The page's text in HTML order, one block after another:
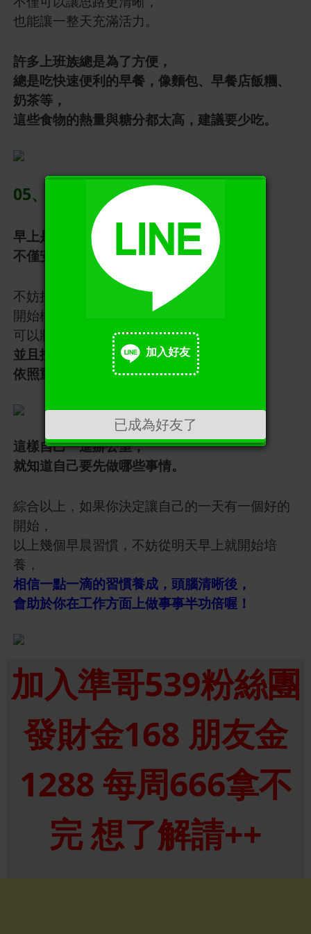
加入好友
已成為好友了
也能讓一整天充滿活力。
許多上班族總是為了方便，
總是吃快速便利的早餐，像麵包、早餐店飯糰、
奶茶等，
這些食物的熱量與糖分都太高，建議要少吃。
05、安排今天的工作任務清單
早上是思緒最清晰的時間，
不僅安靜，自己也經過足夠的休息。
不妨把自己目前在進行的任務或專案打開，
開始構思自己一整天的工作任務清單，
可以將它們寫下來，
並且按照重要順序排列，
依照重要性與難度排列。
這樣自己一進辦公室，
就知道自己要先做哪些事情。
綜合以上，如果你決定讓自己的一天有一個好的
開始，
以上幾個早晨習慣，不妨從明天早上就開始培
養，
相信一點一滴的習慣養成，頭腦清晰後，
會助於你在工作方面上做事事半功倍喔！
加入準哥539粉絲團
發財金168 朋友金
1288 每周666拿不
完 想了解請++